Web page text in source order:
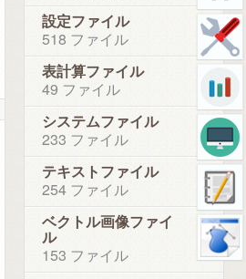
設定ファイル
518 ファイル
表計算ファイル
49 ファイル
システムファイル
233 ファイル
テキストファイル
254 ファイル
ベクトル画像ファイ
ル
153 ファイル